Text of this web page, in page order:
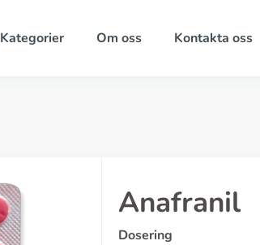
Kategorier Om oss Kontakta oss
Anafranil
Dosering